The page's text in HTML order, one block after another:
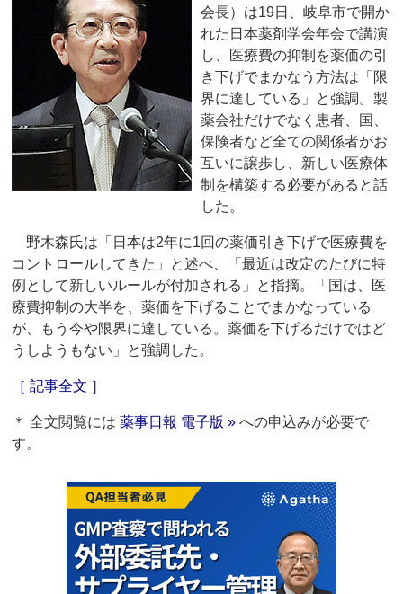
会長）は19日、岐阜市で開か
れた日本薬剤学会年会で講演
し、医療費の抑制を薬価の引
き下げでまかなう方法は「限
界に達している」と強調。製
薬会社だけでなく患者、国、
保険者など全ての関係者がお
互いに譲歩し、新しい医療体
制を構築する必要があると話
した。
野木森氏は「日本は2年に1回の薬価引き下げで医療費を
コントロールしてきた」と述べ、「最近は改定のたびに特
例として新しいルールが付加される」と指摘。「国は、医
療費抑制の大半を、薬価を下げることでまかなっている
が、もう今や限界に達している。薬価を下げるだけではど
うしようもない」と強調した。
［ 記事全文 ］
＊ 全文閲覧には薬事日報 電子版 » への申込みが必要で
す。